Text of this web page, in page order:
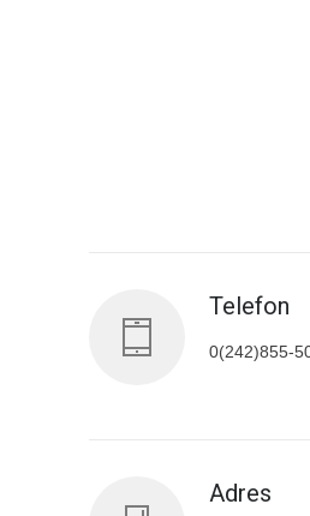
Telefon
0(242)855-
Adres